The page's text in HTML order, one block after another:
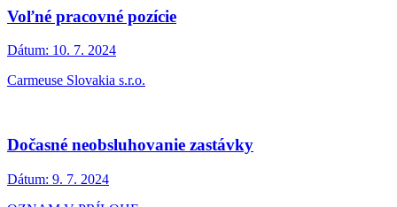
Voľné pracovné pozície
Dátum: 10. 7. 2024
Carmeuse Slovakia s.r.o.
Dočasné neobsluhovanie zastávky
Dátum: 9. 7. 2024